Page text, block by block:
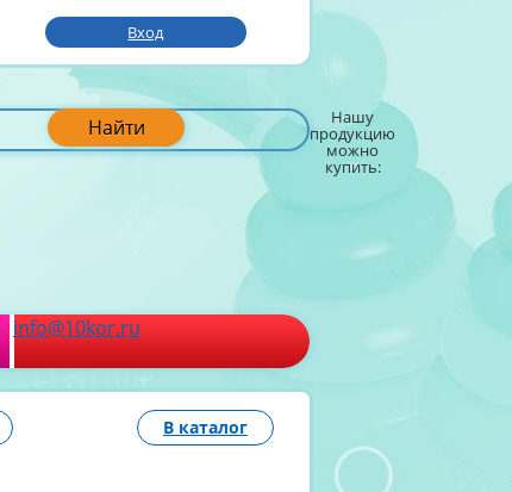
Вход
Найти Нашу
продукцию
можно
купить:
info@10kor.ru
В каталог